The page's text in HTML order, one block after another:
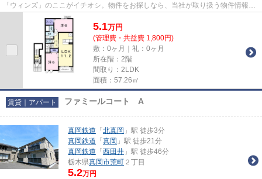
「ウィンズ」のここがイチオシ。物件をお探しなら、当社が取り扱う物件情報か
ら探してみてはいかがでしょ...
5.1万円
(管理費・共益費 1,800円)
敷：0ヶ月｜礼：0ヶ月
所在階：2階
間取り：2LDK
面積：57.26㎡
賃貸｜アパート ファミールコート A
真岡鉄道 「 北真岡 」駅 徒歩3分
真岡鉄道 「 真岡 」駅 徒歩21分
真岡鉄道 「 西田井 」駅 徒歩46分
栃木県真岡市荒町 ２丁目
5.2万円